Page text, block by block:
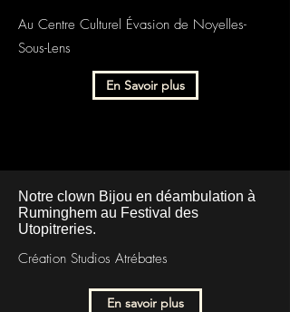
Au Centre Culturel Évasion de Noyelles-
Sous-Lens
En Savoir plus
Notre clown Bijou en déambulation à
Ruminghem au Festival des
Utopitreries.
Création Studios Atrébates
En savoir plus